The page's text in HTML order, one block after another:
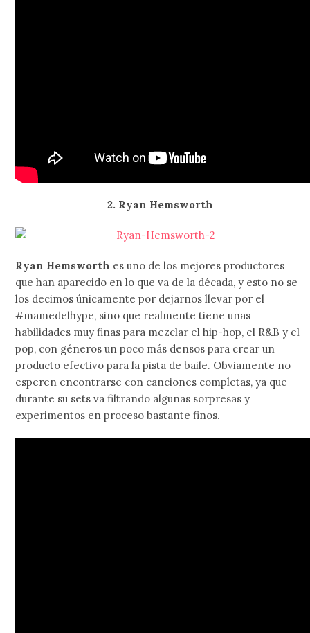
2. Ryan Hemsworth
Ryan Hemsworth es uno de los mejores productores
que han aparecido en lo que va de la década, y esto no se
los decimos únicamente por dejarnos llevar por el
#mamedelhype, sino que realmente tiene unas
habilidades muy finas para mezclar el hip-hop, el R&B y el
pop, con géneros un poco más densos para crear un
producto efectivo para la pista de baile. Obviamente no
esperen encontrarse con canciones completas, ya que
durante su sets va filtrando algunas sorpresas y
experimentos en proceso bastante finos.